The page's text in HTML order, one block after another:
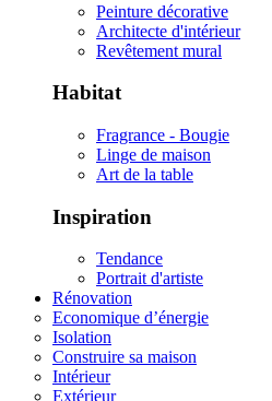
Peinture décorative
Architecte d'intérieur
Revêtement mural
Habitat
Fragrance - Bougie
Linge de maison
Art de la table
Inspiration
Tendance
Portrait d'artiste
Rénovation
Economique d’énergie
Isolation
Construire sa maison
Intérieur
Extérieur